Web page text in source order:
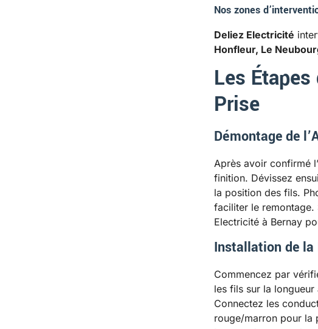
Nos zones
Deliez Electricité
Honfleur, Le
Les
Prise
Démontage de
Après avoir confirmé
finition. Dévissez
la position des fils.
faciliter le remontage.
Electricité à Bernay
Installation de la
Commencez par
les fils sur la
Connectez les
rouge/marron pour la